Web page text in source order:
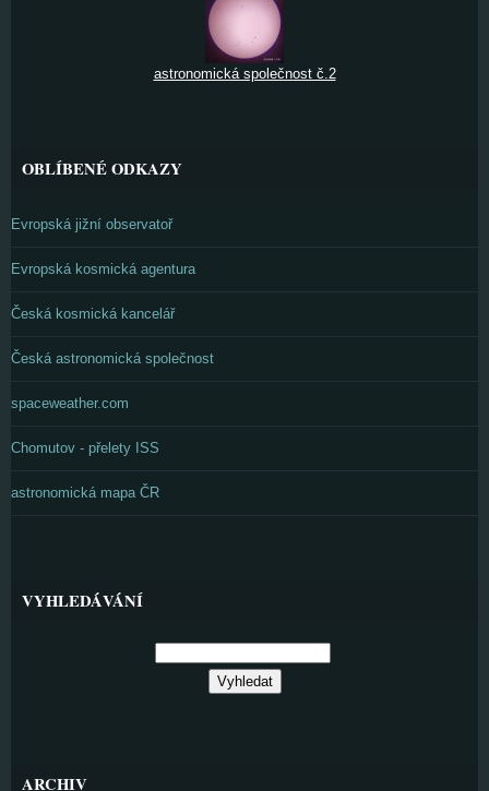
astronomická společnost č.2
OBLÍBENÉ ODKAZY
Evropská jižní observatoř
Evropská kosmická agentura
Česká kosmická kancelář
Česká astronomická společnost
spaceweather.com
Chomutov - přelety ISS
astronomická mapa ČR
VYHLEDÁVÁNÍ
ARCHIV